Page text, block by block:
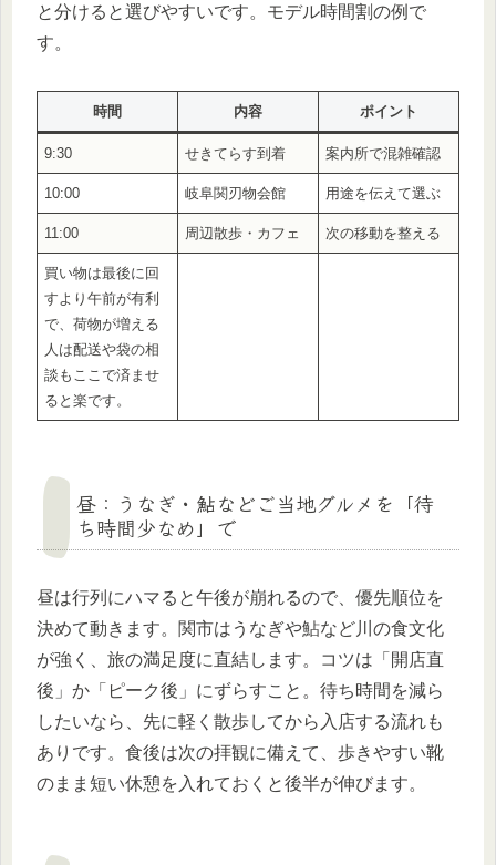
と分けると選びやすいです。モデル時間割の例で
す。
時間 内容 ポイント
9:30 せきてらす到着 案内所で混雑確認
10:00 岐阜関刃物会館 用途を伝えて選ぶ
11:00 周辺散歩・カフェ 次の移動を整える
買い物は最後に回
すより午前が有利
で、荷物が増える
人は配送や袋の相
談もここで済ませ
ると楽です。
昼：うなぎ・鮎などご当地グルメを「待
ち時間少なめ」で
昼は行列にハマると午後が崩れるので、優先順位を
決めて動きます。関市はうなぎや鮎など川の食文化
が強く、旅の満足度に直結します。コツは「開店直
後」か「ピーク後」にずらすこと。待ち時間を減ら
したいなら、先に軽く散歩してから入店する流れも
ありです。食後は次の拝観に備えて、歩きやすい靴
のまま短い休憩を入れておくと後半が伸びます。